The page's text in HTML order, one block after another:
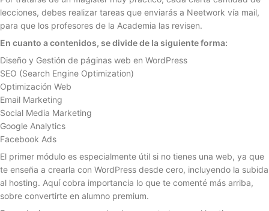
lecciones, debes realizar tareas que enviarás a Neetwork vía mail,
para que los profesores de la Academia las revisen.
En cuanto a contenidos, se divide de la siguiente forma:
Diseño y Gestión de páginas web en WordPress
SEO (Search Engine Optimization)
Optimización Web
Email Marketing
Social Media Marketing
Google Analytics
Facebook Ads
El primer módulo es especialmente útil si no tienes una web, ya que
te enseña a crearla con WordPress desde cero, incluyendo la subida
al hosting. Aquí cobra importancia lo que te comenté más arriba,
sobre convertirte en alumno premium.